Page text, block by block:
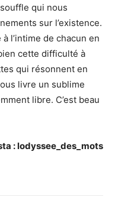
qui nous
sur l’existence.
l’intime de chacun en
cette difficulté à
qui résonnent en
livre un sublime
libre. C’est beau
: lodyssee_des_mots